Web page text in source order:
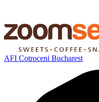
AFI Cotroceni Bucharest